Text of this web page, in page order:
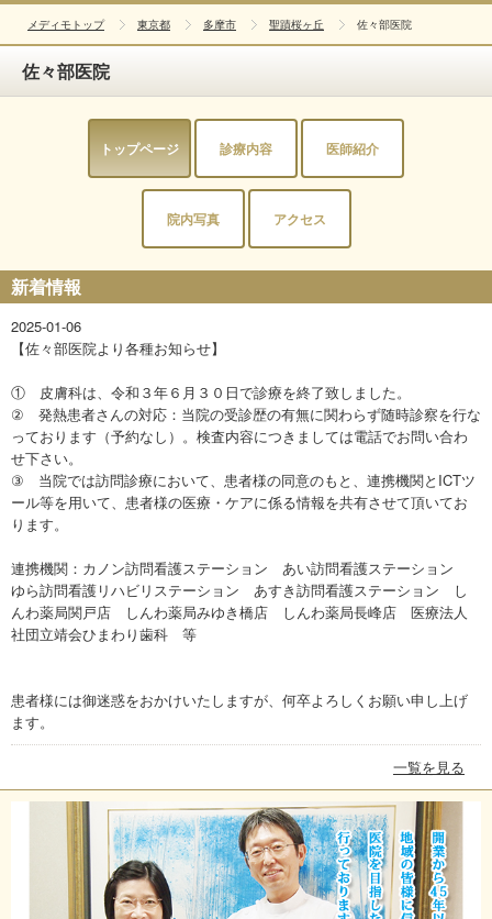
メディモトップ 東京都 多摩市 聖蹟桜ヶ丘 佐々部医院
佐々部医院
トップページ 診療内容 医師紹介
院内写真 アクセス
新着情報
2025-01-06
【佐々部医院より各種お知らせ】
① 皮膚科は、令和３年６月３０日で診療を終了致しました。
② 発熱患者さんの対応：当院の受診歴の有無に関わらず随時診察を行な
っております（予約なし）。検査内容につきましては電話でお問い合わ
せ下さい。
③ 当院では訪問診療において、患者様の同意のもと、連携機関とICTツ
ール等を用いて、患者様の医療・ケアに係る情報を共有させて頂いてお
ります。
連携機関：カノン訪問看護ステーション あい訪問看護ステーション
ゆら訪問看護リハビリステーション あすき訪問看護ステーション し
んわ薬局関戸店 しんわ薬局みゆき橋店 しんわ薬局長峰店 医療法人
社団立靖会ひまわり歯科 等
患者様には御迷惑をおかけいたしますが、何卒よろしくお願い申し上げ
ます。
一覧を見る